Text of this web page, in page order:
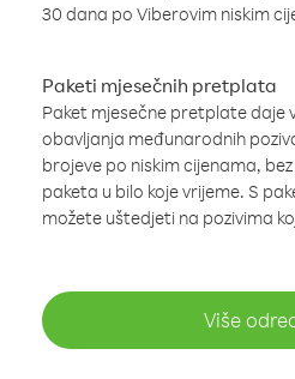
30 dana po Viberovim niskim
Paketi mjesečnih pretplata
Paket mjesečne pretplate daje
obavljanja međunarodnih
brojeve po niskim cijenama,
paketa u bilo koje vrijeme. S
možete uštedjeti na pozivima
Više